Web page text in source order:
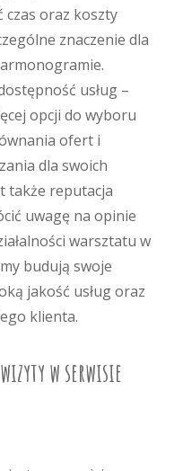
czas oraz koszty
znaczenie dla
usług –
opcji do wyboru
ofert i
dla swoich
także reputacja
uwagę na opinie
warsztatu w
budują swoje
jakość usług oraz
klienta.
w serwisie